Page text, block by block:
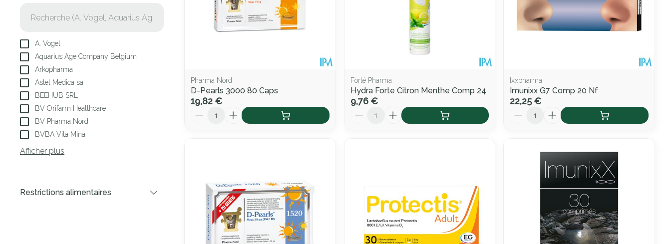
A. Vogel
Aquarius Age Company Belgium
Arkopharma
Astel Medica sa
BEEHUB SRL
BV Orifarm Healthcare
BV Pharma Nord
BVBA Vita Mina
Afficher plus
Restrictions alimentaires
Pharma Nord
D-Pearls 3000 80 Caps
19,82 €
Quantité
Forté Pharma
Hydra Forte Citron Menthe Comp 24
9,76 €
Quantité
Ixxpharma
Imunixx G7 Comp 20 Nf
22,25 €
Quantité